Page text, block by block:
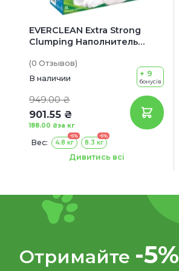
EVERCLEAN Extra Strong
Clumping Наполнитель
кошачьих туалетов (с
ароматом свежести)
(0 Отзывов)
В наличии
949.00 ₴
901.55 ₴
за кг
188.00 ₴
+ 9
бонусів
Вес:
-5%
4.8 кг
-5%
8.3 кг
6 л 10 л
Дивитись всі
Отримайте -5%